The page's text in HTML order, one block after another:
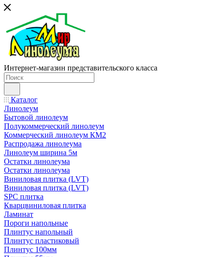
Интернет-магазин представительского класса
Каталог
Линолеум
Бытовой линолеум
Полукоммерческий линолеум
Коммерческий линолеум КМ2
Распродажа линолеума
Линолеум ширина 5м
Остатки линолеума
Остатки линолеума
Виниловая плитка (LVT)
Виниловая плитка (LVT)
SPC плитка
Кварцвиниловая плитка
Ламинат
Пороги напольные
Плинтус напольный
Плинтус пластиковый
Плинтус 100мм